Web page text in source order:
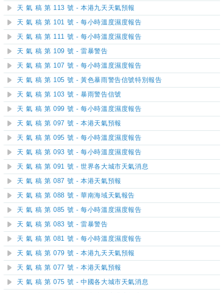
天 氣 稿 第 113 號 - 本港九天天氣預報
天 氣 稿 第 101 號 - 每小時溫度濕度報告
天 氣 稿 第 111 號 - 每小時溫度濕度報告
天 氣 稿 第 109 號 - 雷暴警告
天 氣 稿 第 107 號 - 每小時溫度濕度報告
天 氣 稿 第 105 號 - 黃色暴雨警告信號特別報告
天 氣 稿 第 103 號 - 暴雨警告信號
天 氣 稿 第 099 號 - 每小時溫度濕度報告
天 氣 稿 第 097 號 - 本港天氣預報
天 氣 稿 第 095 號 - 每小時溫度濕度報告
天 氣 稿 第 093 號 - 每小時溫度濕度報告
天 氣 稿 第 091 號 - 世界各大城市天氣消息
天 氣 稿 第 087 號 - 本港天氣預報
天 氣 稿 第 088 號 - 華南海域天氣報告
天 氣 稿 第 085 號 - 每小時溫度濕度報告
天 氣 稿 第 083 號 - 雷暴警告
天 氣 稿 第 081 號 - 每小時溫度濕度報告
天 氣 稿 第 079 號 - 本港九天天氣預報
天 氣 稿 第 077 號 - 本港天氣預報
天 氣 稿 第 075 號 - 中國各大城市天氣消息